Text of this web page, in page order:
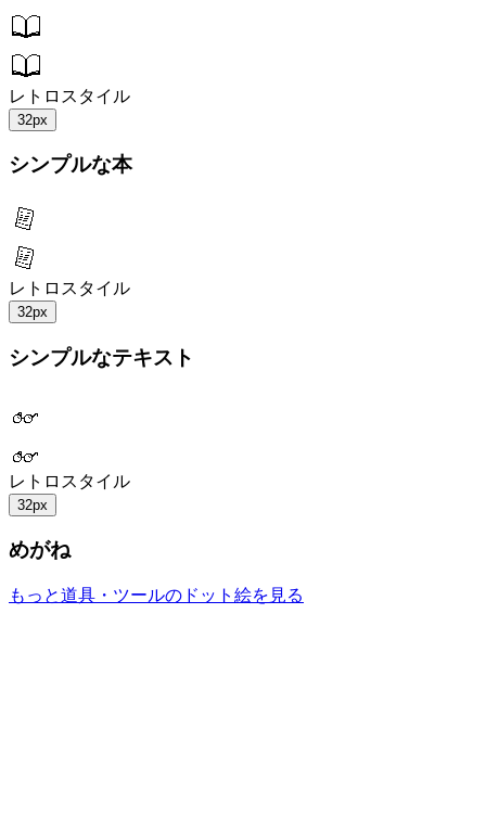
レトロスタイル
32px
シンプルな本
レトロスタイル
32px
シンプルなテキスト
レトロスタイル
32px
めがね
もっと道具・ツールのドット絵を見る